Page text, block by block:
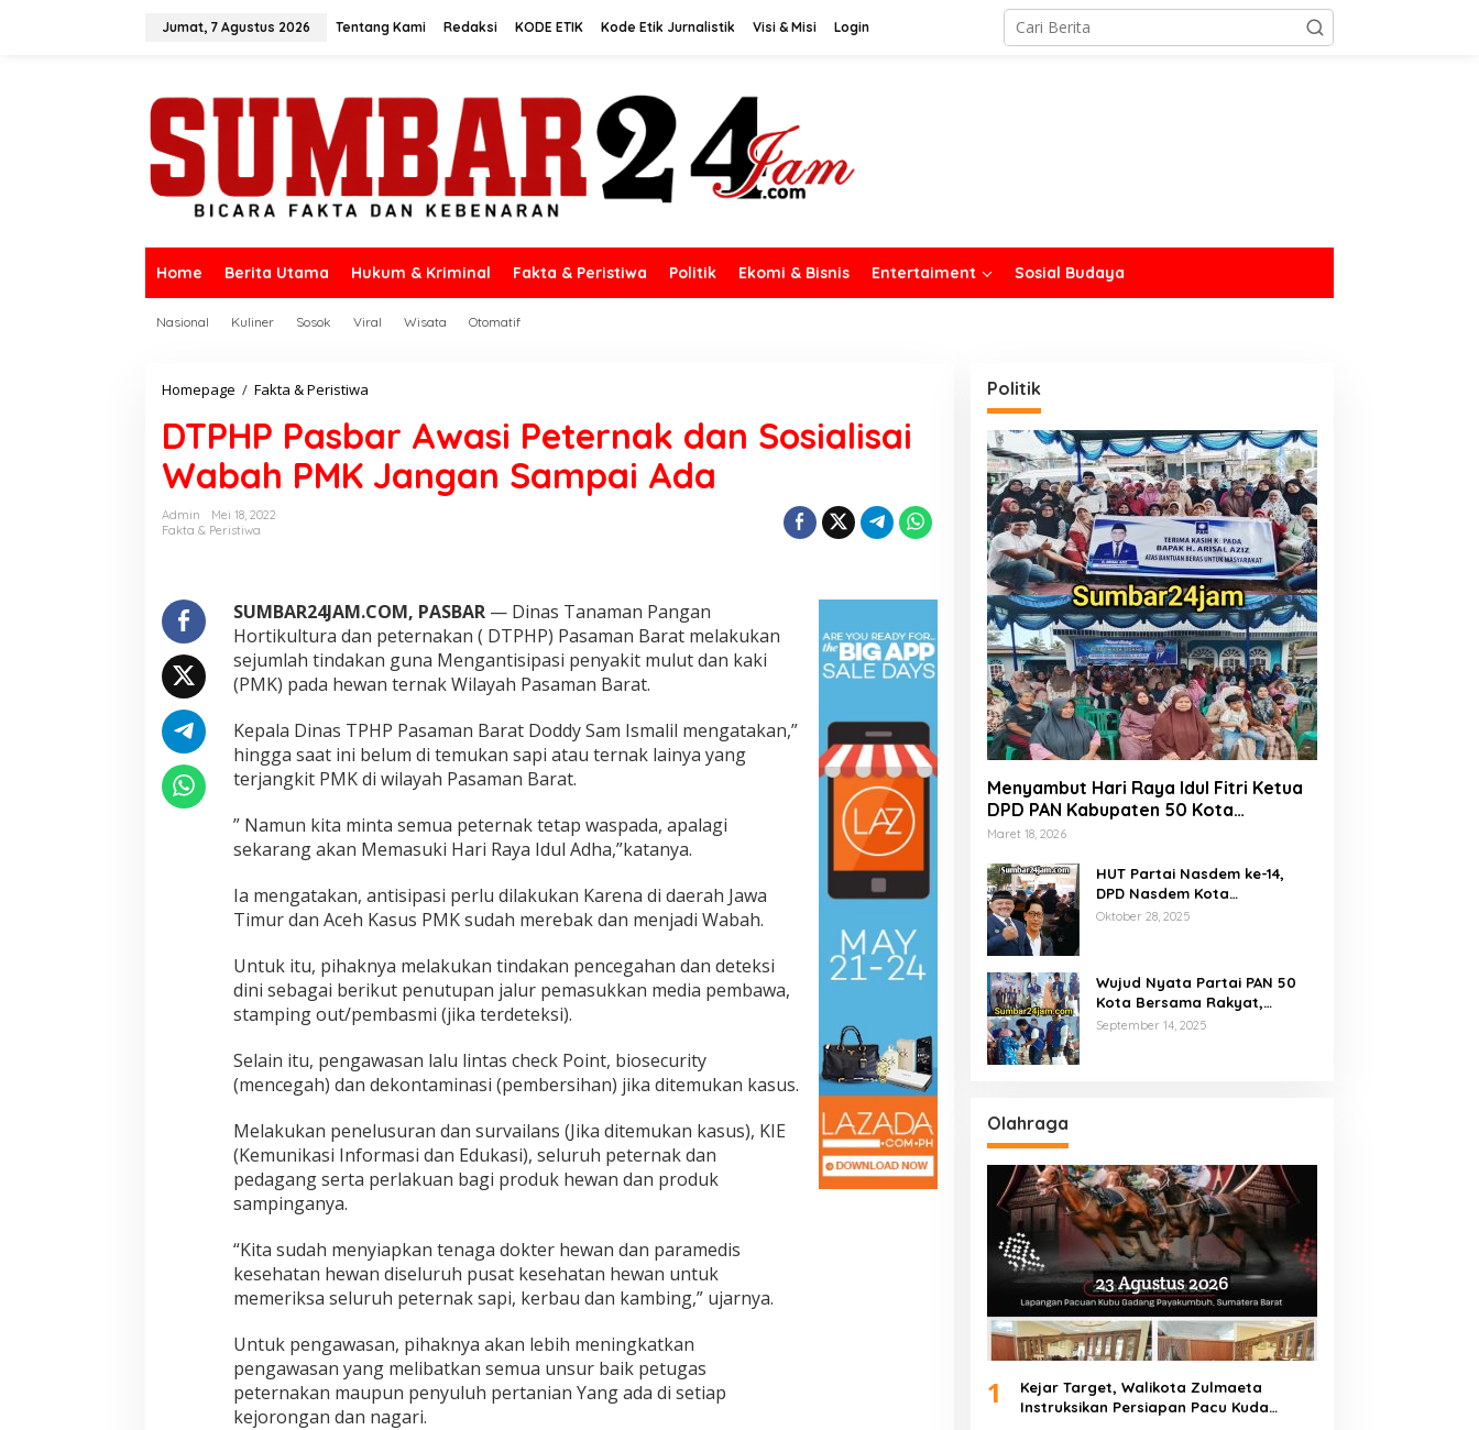
Jumat, 7 Agustus 2026 Tentang Kami Redaksi KODE ETIK Kode Etik Jurnalistik Visi & Misi Login
Home Berita Utama Hukum & Kriminal Fakta & Peristiwa Politik Ekomi & Bisnis Entertaiment Sosial Budaya
Nasional Kuliner Sosok Viral Wisata Otomatif
Homepage / Fakta & Peristiwa
P
H
P
A
a
s
i
e
e
r
a
k
n
S
s
i
a
l
s
a
W
a
b
a
M
K
J
a
g
n
S
a
DTPHP Pasbar Awasi Peternak dan Sosialisai
Wabah PMK Jangan Sampai Ada
Admin
Mei 18, 2022
Fakta & Peristiwa
SUMBAR24JAM.COM, PASBAR— Dinas Tanaman Pangan
Hortikultura dan peternakan ( DTPHP) Pasaman Barat melakukan
sejumlah tindakan guna Mengantisipasi penyakit mulut dan kaki
(PMK) pada hewan ternak Wilayah Pasaman Barat.
Kepala Dinas TPHP Pasaman Barat Doddy Sam Ismalil mengatakan,”
hingga saat ini belum di temukan sapi atau ternak lainya yang
terjangkit PMK di wilayah Pasaman Barat.
” Namun kita minta semua peternak tetap waspada, apalagi
sekarang akan Memasuki Hari Raya Idul Adha,”katanya.
Ia mengatakan, antisipasi perlu dilakukan Karena di daerah Jawa
Timur dan Aceh Kasus PMK sudah merebak dan menjadi Wabah.
Untuk itu, pihaknya melakukan tindakan pencegahan dan deteksi
dini sebagai berikut penutupan jalur pemasukkan media pembawa,
stamping out/pembasmi (jika terdeteksi).
Selain itu, pengawasan lalu lintas check Point, biosecurity
(mencegah) dan dekontaminasi (pembersihan) jika ditemukan kasus.
Melakukan penelusuran dan survailans (Jika ditemukan kasus), KIE
(Kemunikasi Informasi dan Edukasi), seluruh peternak dan
pedagang serta perlakuan bagi produk hewan dan produk
sampinganya.
“Kita sudah menyiapkan tenaga dokter hewan dan paramedis
kesehatan hewan diseluruh pusat kesehatan hewan untuk
memeriksa seluruh peternak sapi, kerbau dan kambing,” ujarnya.
Untuk pengawasan, pihaknya akan lebih meningkatkan
pengawasan yang melibatkan semua unsur baik petugas
peternakan maupun penyuluh pertanian Yang ada di setiap
kejorongan dan nagari.
Politik
Menyambut Hari Raya Idul Fitri Ketua
DPD PAN Kabupaten 50 Kota
Marsanova Andesra, Salurkan Empat
Miskin
Maret 18, 2026
HUT Partai Nasdem ke-14,
DPD Nasdem Kota
Payakumbuh Gelar Donor
Oktober 28, 2025
Wujud Nyata Partai PAN 50
Kota Bersama Rakyat,
Marsanova Andesra SH,MH
September 14, 2025
Olahraga
1
Kejar Target, Walikota Zulmaeta
Instruksikan Persiapan Pacu Kuda